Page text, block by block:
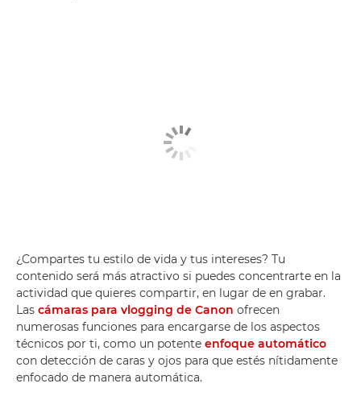
¿Compartes tu estilo de vida y tus intereses? Tu
contenido será más atractivo si puedes concentrarte en la
actividad que quieres compartir, en lugar de en grabar.
Las cámaras para vlogging de Canon ofrecen
numerosas funciones para encargarse de los aspectos
técnicos por ti, como un potente enfoque automático
con detección de caras y ojos para que estés nítidamente
enfocado de manera automática.